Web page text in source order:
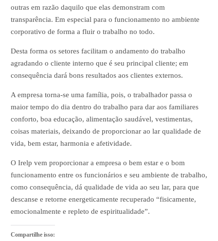
outras em razão daquilo que elas demonstram com
transparência. Em especial para o funcionamento no ambiente
corporativo de forma a fluir o trabalho no todo.
Desta forma os setores facilitam o andamento do trabalho
agradando o cliente interno que é seu principal cliente; em
consequência dará bons resultados aos clientes externos.
A empresa torna-se uma família, pois, o trabalhador passa o
maior tempo do dia dentro do trabalho para dar aos familiares
conforto, boa educação, alimentação saudável, vestimentas,
coisas materiais, deixando de proporcionar ao lar qualidade de
vida, bem estar, harmonia e afetividade.
O Irelp vem proporcionar a empresa o bem estar e o bom
funcionamento entre os funcionários e seu ambiente de trabalho,
como consequência, dá qualidade de vida ao seu lar, para que
descanse e retorne energeticamente recuperado “fisicamente,
emocionalmente e repleto de espiritualidade”.
Compartilhe isso: